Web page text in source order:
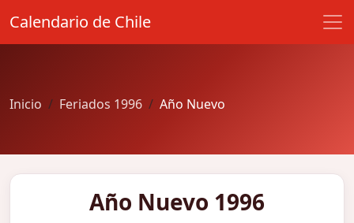
Calendario de Chile
Inicio Feriados 1996 Año Nuevo
Año Nuevo 1996